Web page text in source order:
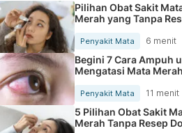
Pilihan Obat Sakit
Merah yang Tanpa
Penyakit Mata 6 menit
Begini 7 Cara Ampuh
Mengatasi Mata Merah
Penyakit Mata 11 menit
5 Pilihan Obat Sakit
Merah Tanpa Resep